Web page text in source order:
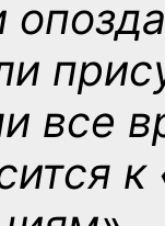
все